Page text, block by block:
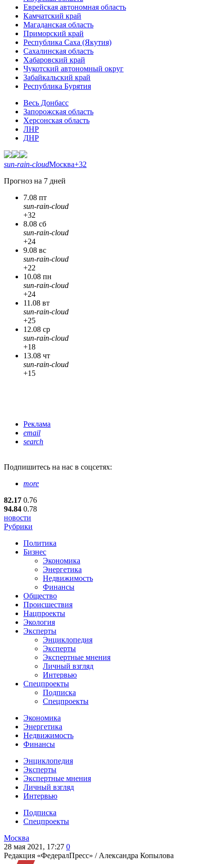
Еврейская автономная область
Камчатский край
Магаданская область
Приморский край
Республика Саха (Якутия)
Сахалинская область
Хабаровский край
Чукотский автономный округ
Забайкальский край
Республика Бурятия
Весь Донбасс
Запорожская область
Херсонская область
ЛНР
ДНР
sun-rain-cloudМосква+32
Прогноз на 7 дней
7.08 пт
sun-rain-cloud
+32
8.08 сб
sun-rain-cloud
+24
9.08 вс
sun-rain-cloud
+22
10.08 пн
sun-rain-cloud
+24
11.08 вт
sun-rain-cloud
+25
12.08 ср
sun-rain-cloud
+18
13.08 чт
sun-rain-cloud
+15
Реклама
email
search
Подпишитесь на нас в соцсетях:
more
82.17 0.76
94.84 0.78
новости
Рубрики
Политика
Бизнес
Экономика
Энергетика
Недвижимость
Финансы
Общество
Происшествия
Нацпроекты
Экология
Эксперты
Энциклопедия
Эксперты
Экспертные мнения
Личный взгляд
Интервью
Спецпроекты
Подписка
Спецпроекты
Экономика
Энергетика
Недвижимость
Финансы
Энциклопедия
Эксперты
Экспертные мнения
Личный взгляд
Интервью
Подписка
Спецпроекты
Москва
28 мая 2021, 17:27 0
Редакция «ФедералПресс» / Александра Копылова